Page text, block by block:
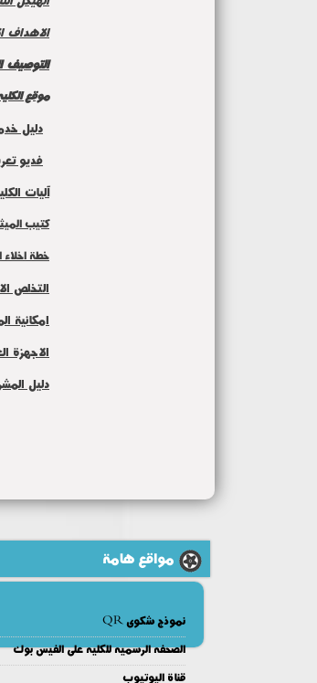
الاهداف
التوصيف
موقع
دليل
فديو
آليات
كتيب
خطة اخلاء
التخلص
امكانية
الاجهزة
دليل
مواقع هامة
نموذج شكوى QR
الصحفه الرسميه للكليه على الفيس بوك
قناة اليوتيوب